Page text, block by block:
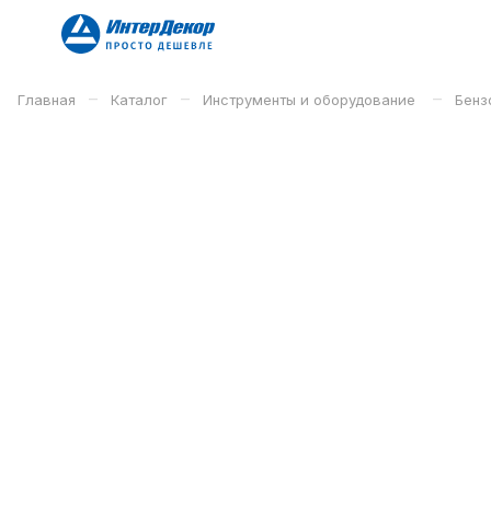
Главная – Каталог – Инструменты и оборудование –